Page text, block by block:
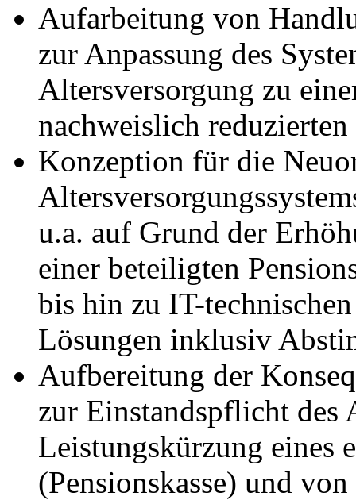
Aufarbeitung von
zur Anpassung des
Altersversorgung zu
nachweislich
Konzeption für die
u.a. auf Grund der
einer beteiligten
bis hin zu IT-
Lösungen inklusiv
Aufbereitung der
zur Einstandspflicht des
Leistungskürzung eines
(Pensionskasse) und